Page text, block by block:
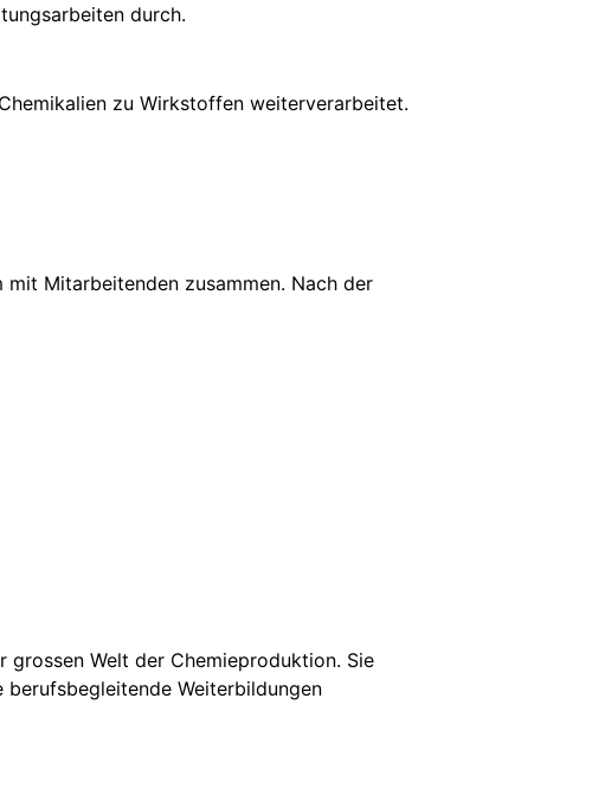
durch.
zu Wirkstoffen weiterverarbeitet.
Mitarbeitenden zusammen. Nach der
grossen Welt der Chemieproduktion. Sie
Weiterbildungen